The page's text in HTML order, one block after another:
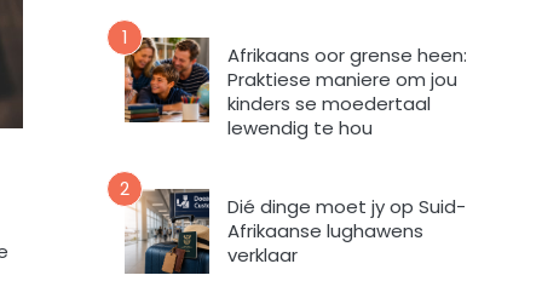
u
u
s
b
i
e
f
v
o
r
m
i
t
e
v
u
1
Afrikaans oor grense heen:
Praktiese maniere om jou
kinders se moedertaal
lewendig te hou
2
Dié dinge moet jy op Suid-
Afrikaanse lughawens
verklaar